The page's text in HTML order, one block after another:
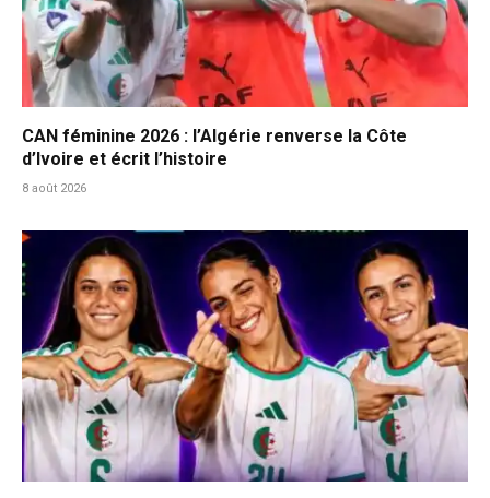
CAN féminine 2026 : l’Algérie renverse la Côte
d’Ivoire et écrit l’histoire
8 août 2026